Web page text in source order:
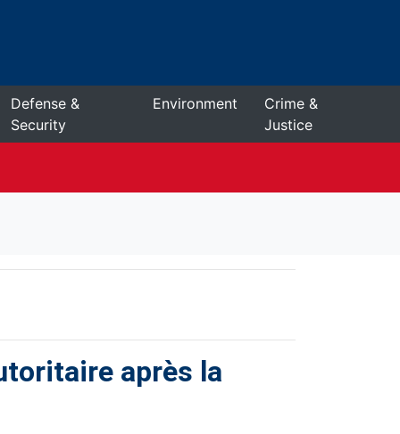
Defense &
Security
Environment
Crime &
Justice
après la